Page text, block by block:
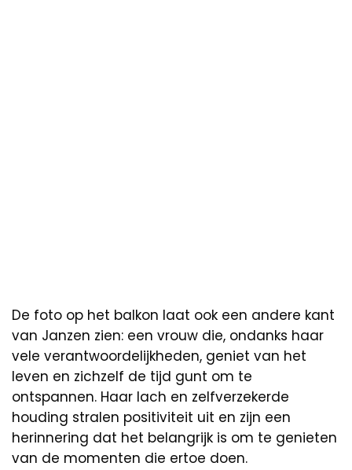
De foto op het balkon laat ook een andere kant
van Janzen zien: een vrouw die, ondanks haar
vele verantwoordelijkheden, geniet van het
leven en zichzelf de tijd gunt om te
ontspannen. Haar lach en zelfverzekerde
houding stralen positiviteit uit en zijn een
herinnering dat het belangrijk is om te genieten
van de momenten die ertoe doen.